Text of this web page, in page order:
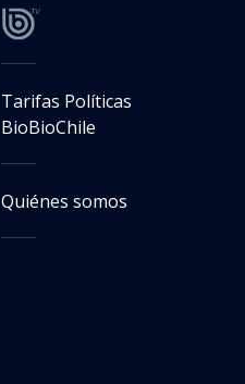
Tarifas Políticas
BioBioChile
Quiénes somos